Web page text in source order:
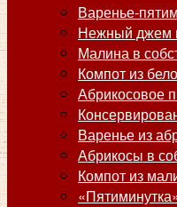
Варенье-
Нежный джем
Малина в
Компот из
Абрикосовое
Варенье из
Абрикосы в
Компот из